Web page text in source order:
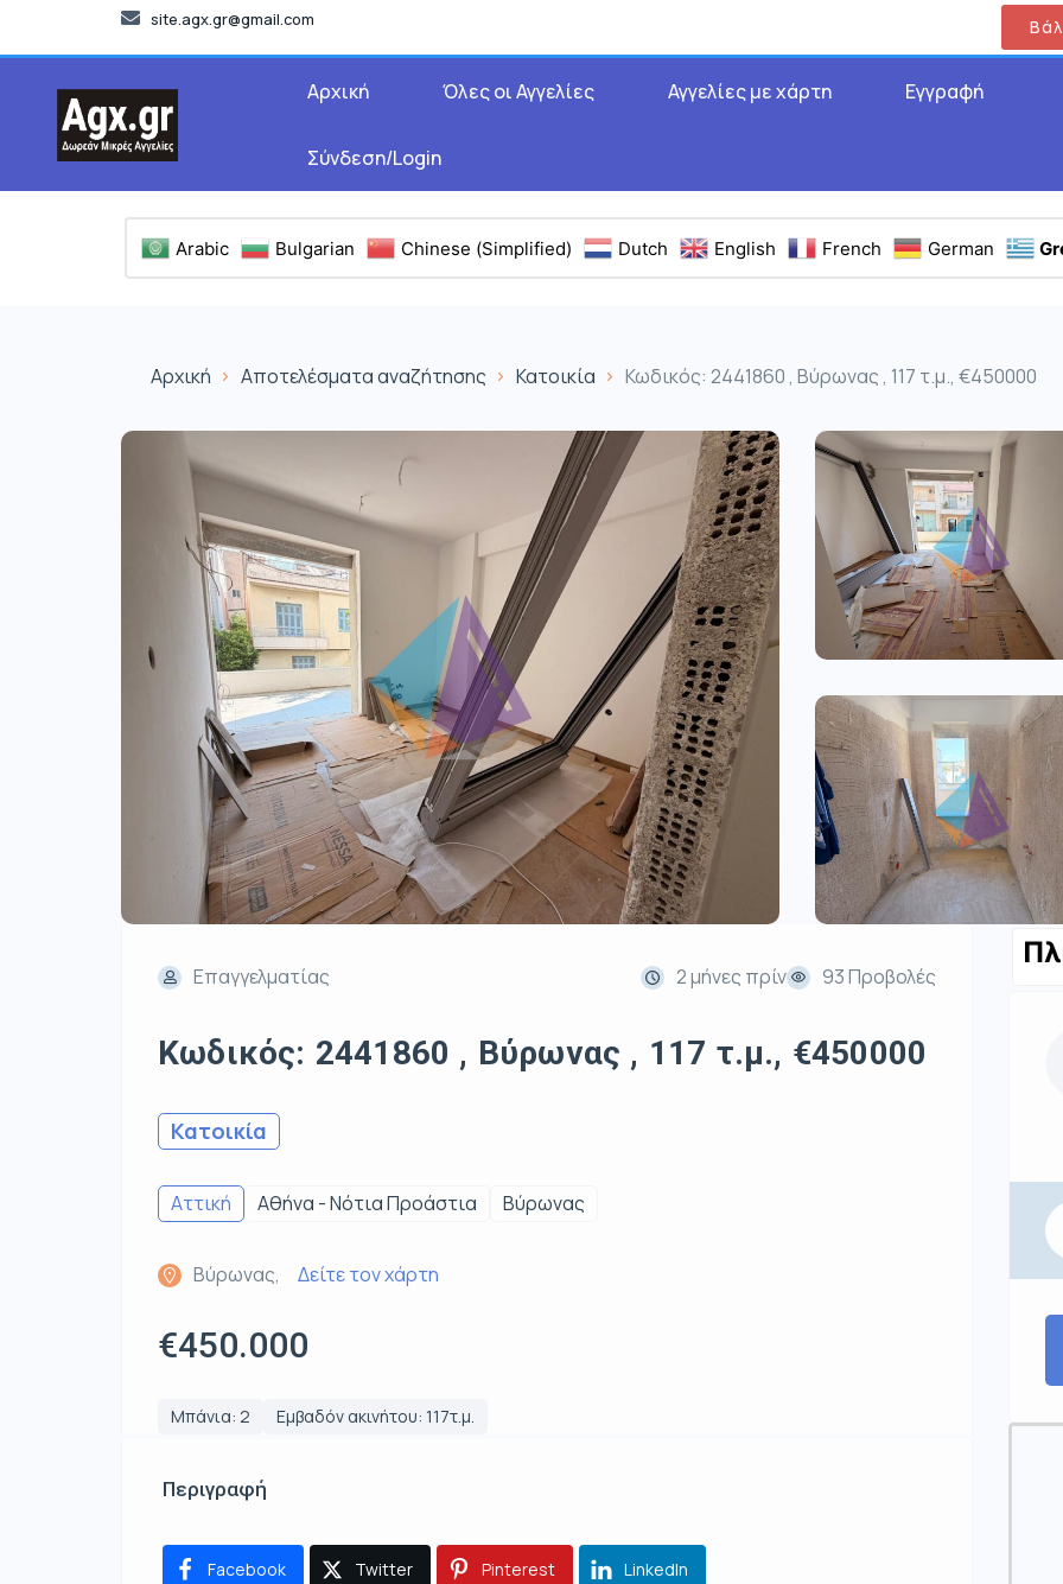
site.agx.gr@gmail.com
Αρχική Όλες οι Αγγελίες Αγγελίες με χάρτη Εγγραφή
Σύνδεση/Login
Arabic Bulgarian Chinese (Simplified) Dutch English French German
Αρχική Αποτελέσματα αναζήτησης Κατοικία Κωδικός: 2441860 , Βύρωνας , 117 τ.μ., €450000
Επαγγελματίας 2 μήνες πρίν 93 Προβολές
Κωδικός: 2441860 , Βύρωνας , 117 τ.μ., €450000
Κατοικία
Αττική Αθήνα - Νότια Προάστια Βύρωνας
Βύρωνας, Δείτε τον χάρτη
€450.000
Μπάνια: 2 Εμβαδόν ακινήτου: 117τ.μ.
Περιγραφή
Facebook Twitter Pinterest LinkedIn